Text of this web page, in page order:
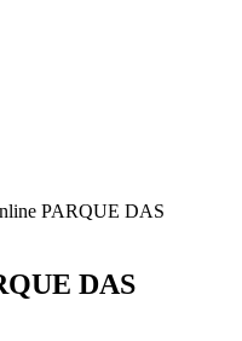
PARQUE DAS
DAS